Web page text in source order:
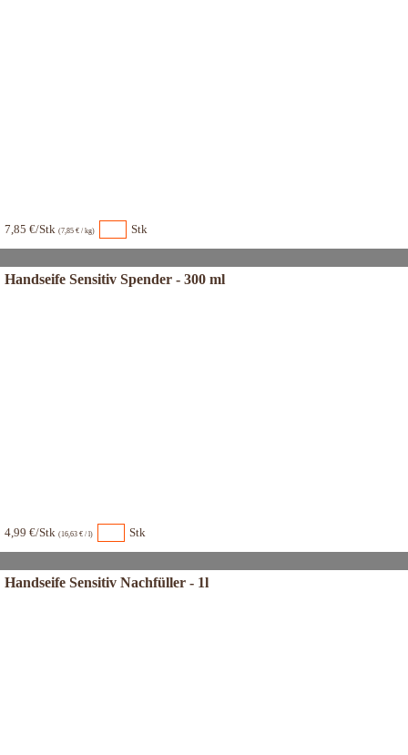
7,85 €/Stk (7,85 € / kg) Stk
Handseife Sensitiv Spender - 300 ml
4,99 €/Stk (16,63 € / l) Stk
Handseife Sensitiv Nachfüller - 1l